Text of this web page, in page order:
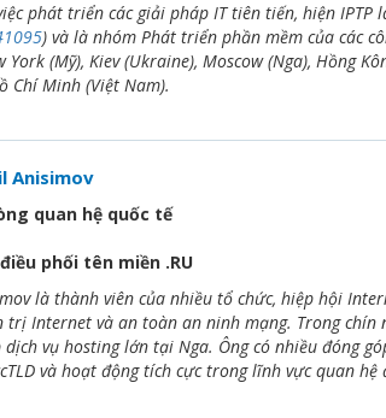
phát triển các giải pháp IT tiên tiến, hiện
) và là nhóm Phát triển phần mềm của các
York (Mỹ), Kiev (Ukraine), Moscow (Nga), Hồng
Chí Minh (Việt Nam).
Anisimov
quan hệ quốc tế
phối tên miền .RU
là thành viên của nhiều tổ chức, hiệp hội
trị Internet và an toàn an ninh mạng. Trong
dịch vụ hosting lớn tại Nga. Ông có nhiều đóng
và hoạt động tích cực trong lĩnh vực quan